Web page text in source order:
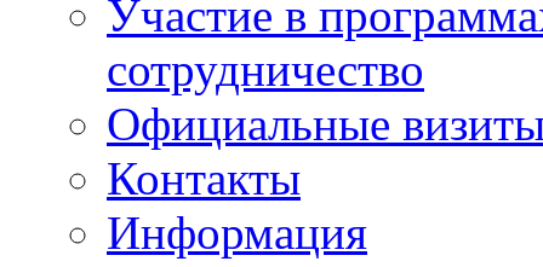
Участие в
сотрудничество
Официальные
Контакты
Информация